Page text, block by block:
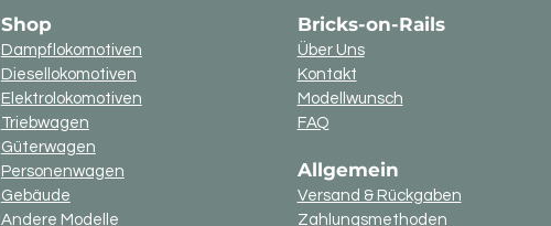
Shop
Dampflokomotiven
Diesellokomotiven
Elektrolokomotiven
Triebwagen
Güterwagen
Personenwagen
Gebäude
Andere Modelle
Bricks-on-Rails
Über Uns
Kontakt
Modellwunsch
FAQ
Allgemein
Versand & Rückgaben
Zahlungsmethoden